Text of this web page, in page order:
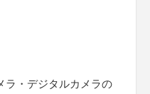
・デジタルカメラの